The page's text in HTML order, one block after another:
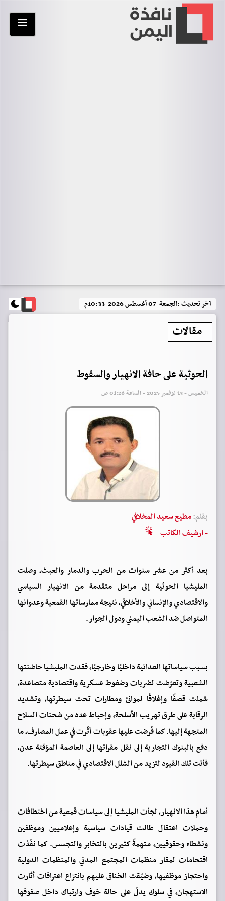
آخر تحديث :الجمعة-07 أغسطس 2026-10:33م
مقالات
الحوثية على حافة الانهيار والسقوط
الخميس - 13 نوفمبر 2025 - الساعة 01:26 ص
بقلم:مطيع سعيد المخلافي
- ارشيف الكاتب
بعد أكثر من عشر سنوات من الحرب والدمار والعبث، وصلت
المليشيا الحوثية إلى مراحل متقدمة من الانهيار السياسي
والاقتصادي والإنساني والأخلاقي، نتيجة ممارساتها القمعية وعدوانها
المتواصل ضد الشعب اليمني ودول الجوار.
بسبب سياساتها العدائية داخليًا وخارجيًا، فقدت المليشيا حاضنتها
الشعبية وتعرّضت لضربات وضغوط عسكرية واقتصادية متصاعدة،
شملت قصفًا وإغلاقًا لموانئ ومطارات تحت سيطرتها، وتشديد
الرقابة على طرق تهريب الأسلحة، وإحباط عدد من شحنات السلاح
المتجهة إليها. كما فُرضت عليها عقوبات أثّرت في عمل المصارف، ما
دفع بالبنوك التجارية إلى نقل مقراتها إلى العاصمة المؤقتة عدن،
فأتت تلك القيود لتزيد من الشلل الاقتصادي في مناطق سيطرتها.
أمام هذا الانهيار، لجأت المليشيا إلى سياسات قمعية من اختطافات
وحملات اعتقال طالت قيادات سياسية وإعلاميين وموظفين
ونشطاء وحقوقيين، متهمةً كثيرين بالتخابر والتجسس. كما نفّذت
اقتحامات لمقار منظمات المجتمع المدني والمنظمات الدولية
واحتجاز موظفيها، وضيّقت الخناق عليهم بانتزاع اعترافات أثارت
الاستهجان، في سلوك يدلّ على حالة خوف وارتباك داخل صفوفها